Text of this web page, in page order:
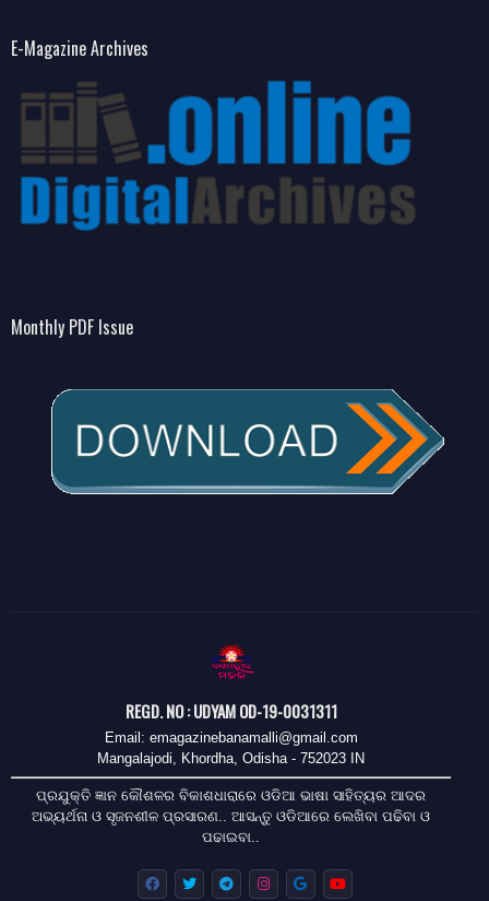
E-Magazine Archives
Monthly PDF Issue
REGD. NO : UDYAM OD-19-0031311
Email: emagazinebanamalli@gmail.com
Mangalajodi, Khordha, Odisha - 752023 IN
ପ୍ରଯୁକ୍ତି ଜ୍ଞାନ କୌଶଳର ବିକାଶଧାରାରେ ଓଡିଆ ଭାଷା ସାହିତ୍ୟର ଆଦର
ଅଭ୍ୟର୍ଥନା ଓ ସୃଜନଶୀଳ ପ୍ରସାରଣ.. ଆସନ୍ତୁ ଓଡିଆରେ ଲେଖିବା ପଢିବା ଓ
ପଢାଇବା..